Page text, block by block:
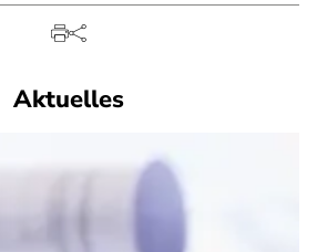
Aktuelles